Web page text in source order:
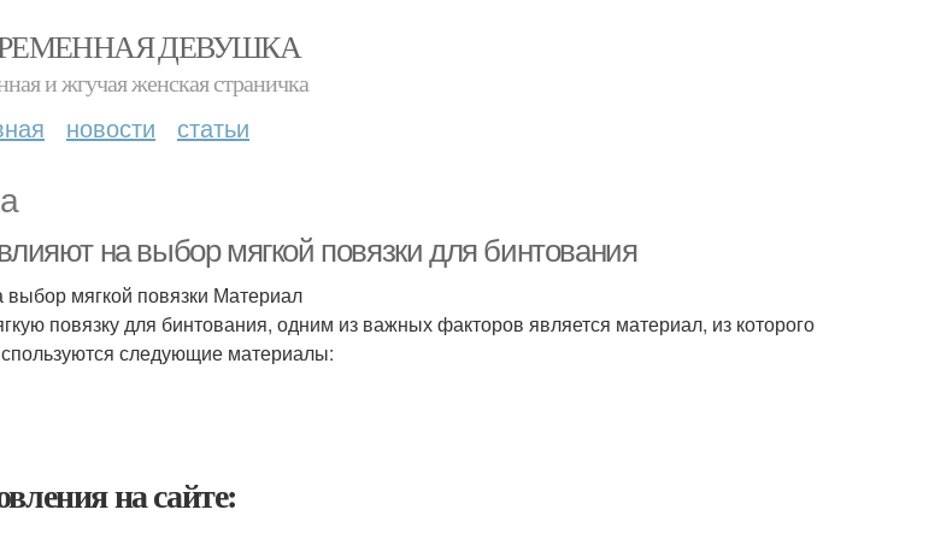
ДЕВУШКА
и жгучая женская страничка
новости статьи
на выбор мягкой повязки для бинтования
мягкой повязки Материал
повязку для бинтования, одним из важных факторов является материал, из которого
следующие материалы:
на сайте: